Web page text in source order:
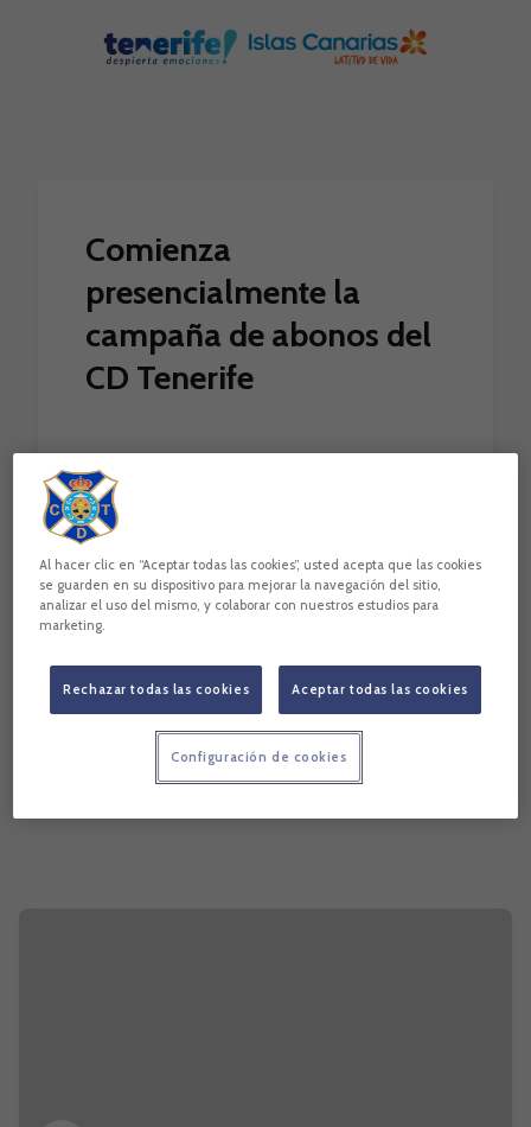
Comienza
presencialmente la
campaña de abonos del
CD Tenerife
Al hacer clic en “Aceptar todas las cookies”, usted acepta que las cookies
se guarden en su dispositivo para mejorar la navegación del sitio,
analizar el uso del mismo, y colaborar con nuestros estudios para
marketing.
Rechazar todas las cookies Aceptar todas las cookies
Configuración de cookies